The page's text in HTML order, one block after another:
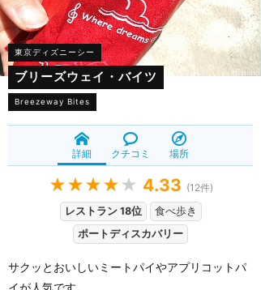
東京ディズニーシー
ブリーズウェイ・バイツ
Breezeway Bites
詳細 クチコミ 場所
★★★★ ★ 4.33 (12件)
レストラン 18位
食べ歩き
ポートディスカバリー
サクッとおいしいミートパイやアプリコットパ
イが人気です。